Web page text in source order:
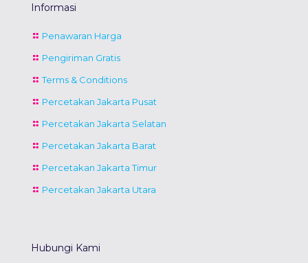
Informasi
Penawaran Harga
Pengiriman Gratis
Terms & Conditions
Percetakan Jakarta Pusat
Percetakan Jakarta Selatan
Percetakan Jakarta Barat
Percetakan Jakarta Timur
Percetakan Jakarta Utara
Hubungi Kami